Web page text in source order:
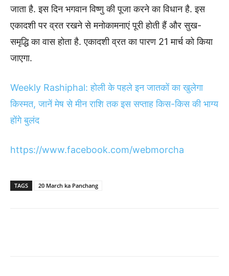
जाता है. इस दिन भगवान विष्णु की पूजा करने का विधान है. इस
एकादशी पर व्रत रखने से मनोकामनाएं पूरी होती हैं और सुख-
समृद्धि का वास होता है. एकादशी व्रत का पारण 21 मार्च को किया
जाएगा.
Weekly Rashiphal: होली के पहले इन जातकों का खुलेगा
किस्मत, जानें मेष से मीन राशि तक इस सप्ताह किस-किस की भाग्य
होंगे बुलंद
https://www.facebook.com/webmorcha
TAGS 20 March ka Panchang